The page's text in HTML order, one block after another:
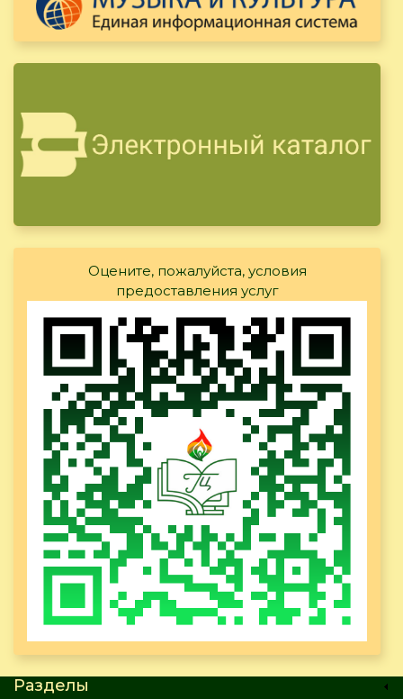
Оцените, пожалуйста, условия
предоставления услуг
Разделы